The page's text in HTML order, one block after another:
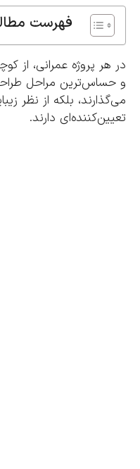
فهرست
در هر پروژه عمرانی، از
و حساس‌ترین مراحل
می‌گذارند، بلکه از نظر
تعیین‌کننده‌ای دارند.